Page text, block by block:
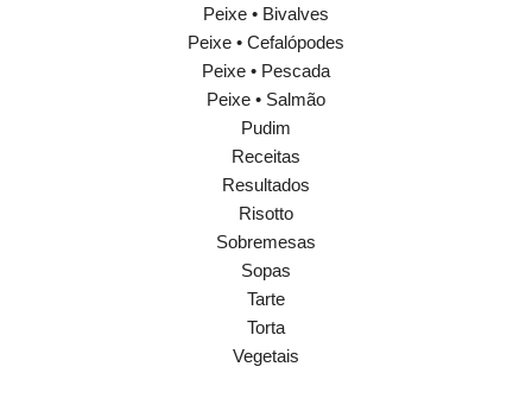
Peixe • Bivalves
Peixe • Cefalópodes
Peixe • Pescada
Peixe • Salmão
Pudim
Receitas
Resultados
Risotto
Sobremesas
Sopas
Tarte
Torta
Vegetais